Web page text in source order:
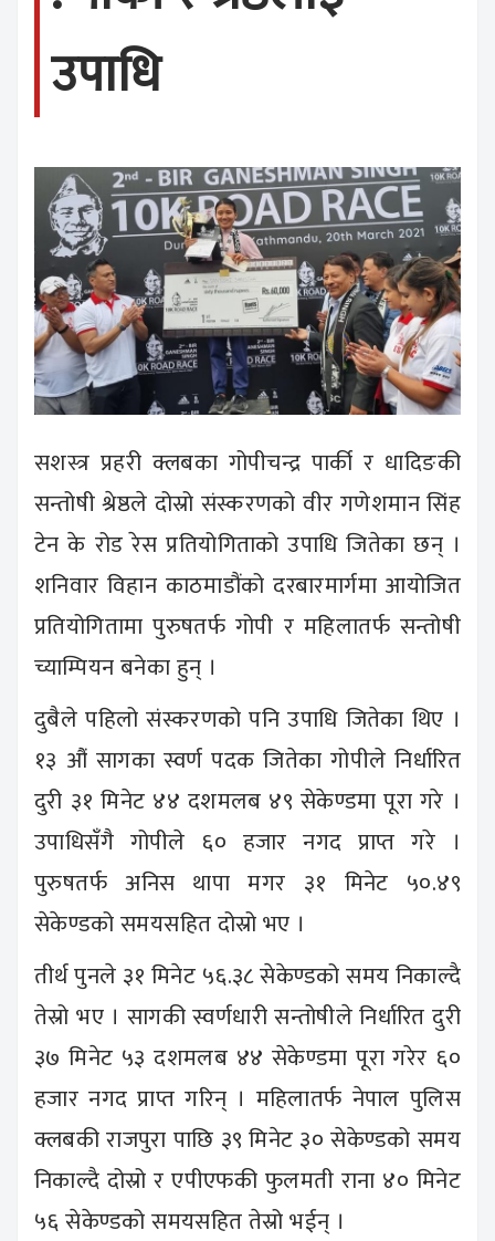
उपाधि
सशस्त्र प्रहरी क्लबका गोपीचन्द्र पार्की र धादिङकी
सन्तोषी श्रेष्ठले दोस्रो संस्करणको वीर गणेशमान सिंह
टेन के रोड रेस प्रतियोगिताको उपाधि जितेका छन् ।
शनिवार विहान काठमाडौंको दरबारमार्गमा आयोजित
प्रतियोगितामा पुरुषतर्फ गोपी र महिलातर्फ सन्तोषी
च्याम्पियन बनेका हुन् ।
दुबैले पहिलो संस्करणको पनि उपाधि जितेका थिए ।
१३ औं सागका स्वर्ण पदक जितेका गोपीले निर्धारित
दुरी ३१ मिनेट ४४ दशमलब ४९ सेकेण्डमा पूरा गरे ।
उपाधिसँगै गोपीले ६० हजार नगद प्राप्त गरे ।
पुरुषतर्फ अनिस थापा मगर ३१ मिनेट ५०.४९
सेकेण्डको समयसहित दोस्रो भए ।
तीर्थ पुनले ३१ मिनेट ५६.३८ सेकेण्डको समय निकाल्दै
तेस्रो भए । सागकी स्वर्णधारी सन्तोषीले निर्धारित दुरी
३७ मिनेट ५३ दशमलब ४४ सेकेण्डमा पूरा गरेर ६०
हजार नगद प्राप्त गरिन् । महिलातर्फ नेपाल पुलिस
क्लबकी राजपुरा पाछि ३९ मिनेट ३० सेकेण्डको समय
निकाल्दै दोस्रो र एपीएफकी फुलमती राना ४० मिनेट
५६ सेकेण्डको समयसहित तेस्रो भईन् ।